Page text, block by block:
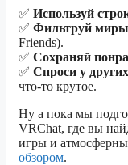
✅ Используй
✅ Фильтруй миры
Friends).
✅ Сохраняй
✅ Спроси у
что-то крутое.
Ну а пока мы
VRChat, где вы
игры и
обзором.